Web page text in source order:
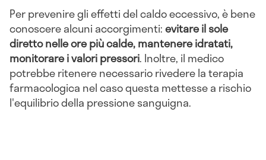
Per prevenire gli effetti del caldo eccessivo, è bene
conoscere alcuni accorgimenti:evitare il sole
diretto nelle ore più calde, mantenere idratati,
monitorare i valori pressori. Inoltre, il medico
potrebbe ritenere necessario rivedere la terapia
farmacologica nel caso questa mettesse a rischio
l'equilibrio della pressione sanguigna.